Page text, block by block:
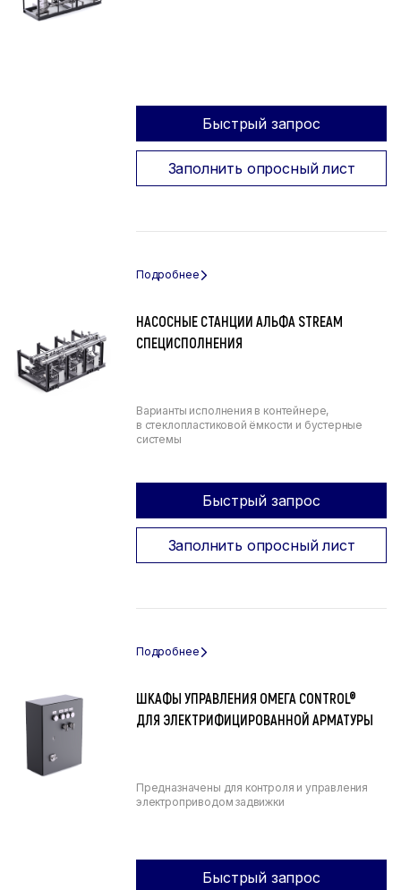
Быстрый запрос
Заполнить опросный лист
НАСОСНЫЕ СТАНЦИИ АЛЬФА STREAM
СПЕЦИСПОЛНЕНИЯ
Варианты исполнения в контейнере,
в стеклопластиковой ёмкости и бустерные
системы
Быстрый запрос
Заполнить опросный лист
ШКАФЫ УПРАВЛЕНИЯ ОМЕГА CONTROL®
ДЛЯ ЭЛЕКТРИФИЦИРОВАННОЙ АРМАТУРЫ
Предназначены для контроля и управления
электроприводом задвижки
Быстрый запрос